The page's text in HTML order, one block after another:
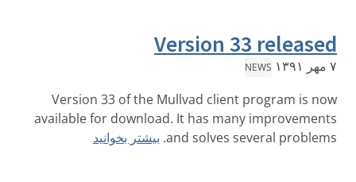
Version 33 released
۷ مهر ۱۳۹۱ NEWS
Version 33 of the Mullvad client program is now
available for download. It has many improvements
and solves several problems. بیشتر بخوانید